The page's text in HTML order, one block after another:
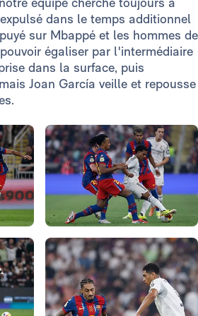
dans le temps additionnel
sur Mbappé et les hommes de
égaliser par l'intermédiaire
dans la surface, puis
Joan García veille et repousse